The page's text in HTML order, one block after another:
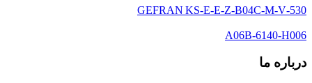
GEFRAN KS‑E‑E‑Z‑B04C‑M‑V‑530
A06B-6140-H006
درباره ما